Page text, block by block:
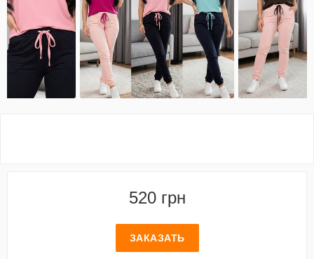
520 грн
ЗАКАЗАТЬ